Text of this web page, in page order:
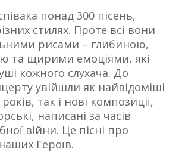
понад 300 пісень,
стилях. Проте всі вони
рисами – глибиною,
та щирими емоціями, які
кожного слухача. До
увійшли як найвідоміші
так і нові композиції,
написані за часів
війни. Це пісні про
Героїв.